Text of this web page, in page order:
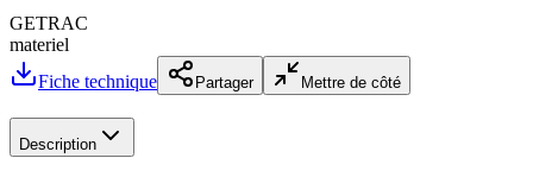
GETRAC
materiel
Fiche technique
Partager Mettre de côté
Description